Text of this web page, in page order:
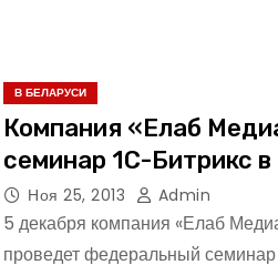
В БЕЛАРУСИ
Компания «Елаб
семинар 1С-Битрикс
Ноя 25, 2013 Admin
5 декабря компания «Елаб
проведет федеральный